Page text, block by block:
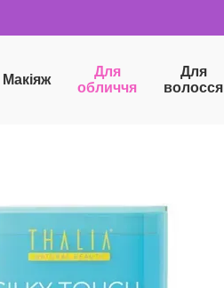
Макіяж
Для
обличчя
Для
волосся